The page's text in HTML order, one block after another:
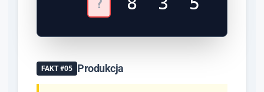
FAKT #05 Produkcja